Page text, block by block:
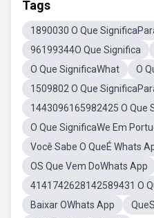
Tags
1890030 O Que
96199344O Que Significa
O Que SignificaWhat
O
1509802 O Que
1443096165982425 O Que
O Que SignificaWe Em
Você Sabe O QueÉ Whats
OS Que Vem DoWhats App
4141742628142589431 O
Baixar OWhats App